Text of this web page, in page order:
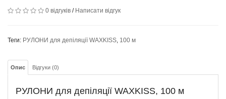
0 відгуків / Написати відгук
Теги: РУЛОНИ для депіляції WAXKISS, 100 м
Опис Відгуки (0)
РУЛОНИ для депіляції WAXKISS, 100 м